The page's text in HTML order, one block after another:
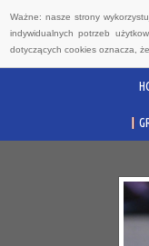
Ważne: nasze strony
indywidualnych potrzeb
dotyczących cookies oznacza,